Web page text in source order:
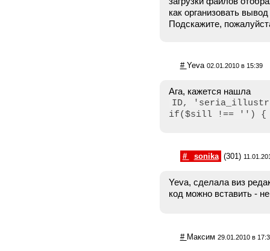
как организовать
Подскажите,
# Yeva 02.01.2010 в 15:39
Ага, кажется нашла
ID,
if($sill !== '') {
# sonika (301)
Yeva, сделала виз
код можно вставить -
# Максим 29.01.2010 в